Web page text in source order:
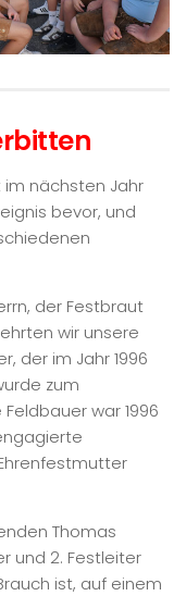
nächsten Jahr
bevor, und
der Festbraut
wir unsere
der im Jahr 1996
zum
war 1996
Thomas
und 2. Festleiter
ist, auf einem